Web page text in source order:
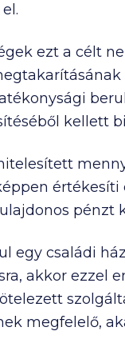
ezt a célt
kellett
értékesíti
pénzt
egy családi
akkor ezzel
megfelelő,